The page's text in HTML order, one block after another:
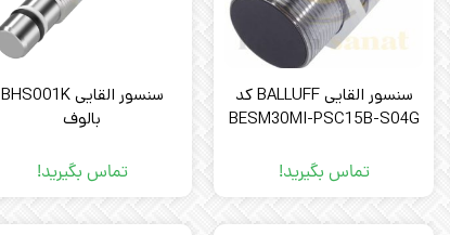
سنسور القایی BALLUFF کد
BESM30MI-PSC15B-S04G
تماس بگیرید!
سنسور القایی BHS001K
بالوف
تماس بگیرید!